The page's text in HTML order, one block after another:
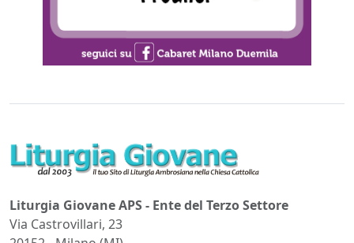
Liturgia Giovane APS - Ente del Terzo Settore
Via Castrovillari, 23